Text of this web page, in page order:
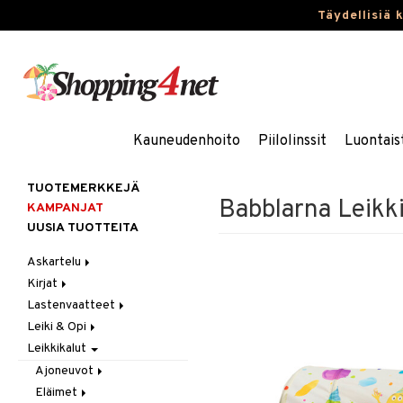
Täydellisiä
Kauneudenhoito Piilolinssit
Babblarna
TUOTEMERKKEJÄ
KAMPANJAT
UUSIA TUOTTEITA
Askartelu
Askartelumateriaalit
Askartelusetti
Helmet
Koulutarvikkeet
Muovailuvaha
Piirrä ja maalaa
Kirjat
Askartelukirjat
Maalauskirjat
Päiväkirjat
Lastenvaatteet
Alaosat
Leggingsit
Alusvaatteet & Sukat
Kengät
Mekot
Leiki & Opi
Opetuslelut
Oppimispelit
Soittimet
Leikkikalut
Ajoneuvot
Autoradat
Eläimet